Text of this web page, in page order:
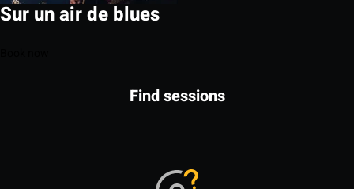
Sur un air de blues
Find sessions